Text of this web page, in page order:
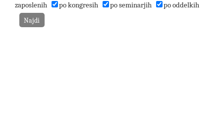
zaposlenih
po kongresih po seminarjih po oddelkih